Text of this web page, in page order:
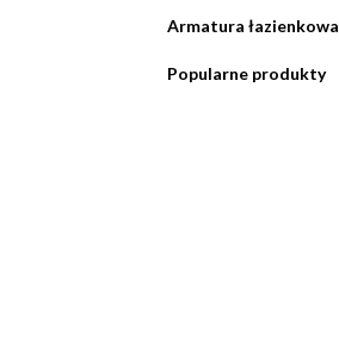
Armatura łazienkowa
Popularne produkty